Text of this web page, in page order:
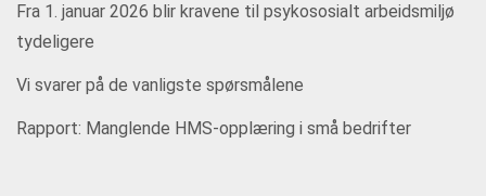
Fra 1. januar 2026 blir kravene til psykososialt arbeidsmiljø
tydeligere
Vi svarer på de vanligste spørsmålene
Rapport: Manglende HMS-opplæring i små bedrifter